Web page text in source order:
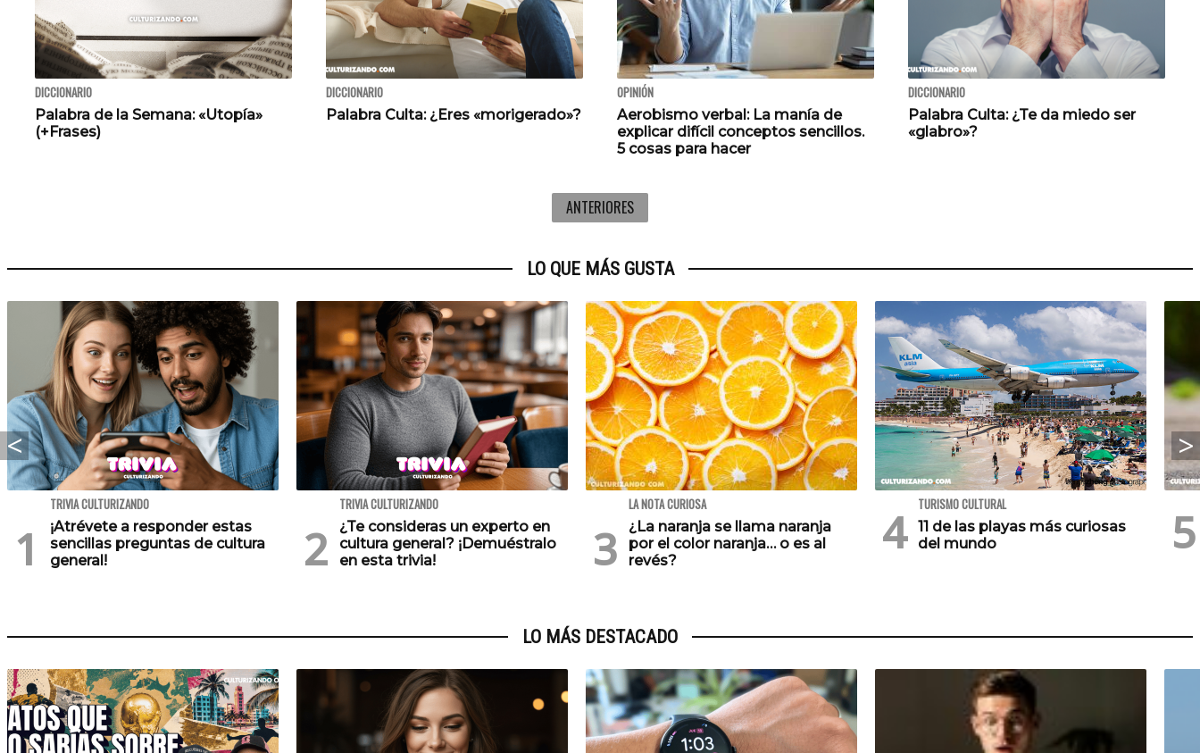
DICCIONARIO
Palabra de la Semana: «Utopía»
(+Frases)
DICCIONARIO
Palabra Culta: ¿Eres «morigerado»?
OPINIÓN
Aerobismo verbal: La manía de
explicar difícil conceptos sencillos.
5 cosas para hacer
DICCIONARIO
Palabra Culta: ¿Te da miedo ser
«glabro»?
ANTERIORES
LO QUE MÁS GUSTA
TRIVIA CULTURIZANDO
¡Atrévete a responder estas
sencillas preguntas de cultura
general!
TRIVIA CULTURIZANDO
¿Te consideras un experto en
cultura general? ¡Demuéstralo
en esta trivia!
LA NOTA CURIOSA
¿La naranja se llama naranja
por el color naranja… o es al
revés?
TURISMO CULTURAL
11 de las playas más curiosas
del mundo
LO MÁS DESTACADO